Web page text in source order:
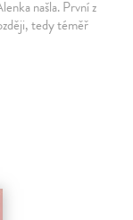
našla. První z
tedy téměř